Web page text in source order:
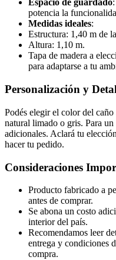
Espacio de guardado
potencia la
Medidas ideales:
Estructura: 1,40 m de
Altura: 1,10 m.
Tapa de madera a
para adaptarse a tu
Personalización y
Podés elegir el color del
natural limado o gris. Para
adicionales. Aclará tu
hacer tu pedido.
Consideraciones
Producto fabricado a
antes de comprar.
Se abona un costo
interior del país.
Recomendamos leer
entrega y condiciones
compra.